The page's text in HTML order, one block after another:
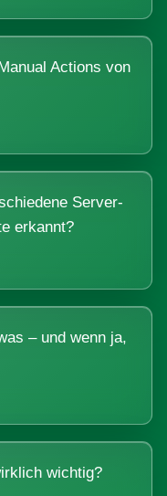
Actions von
Server-
erkannt?
– und wenn ja,
wichtig?